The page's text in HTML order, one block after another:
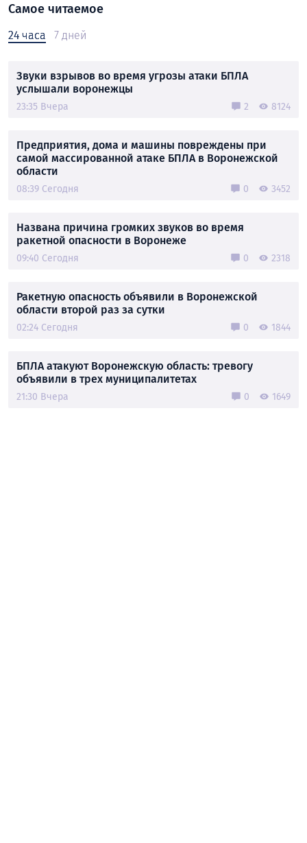
Самое читаемое
24 часа 7 дней
Звуки взрывов во время угрозы атаки БПЛА
услышали воронежцы
23:35 Вчера 2 8124
Предприятия, дома и машины повреждены при
самой массированной атаке БПЛА в Воронежской
области
08:39 Сегодня 0 3452
Названа причина громких звуков во время
ракетной опасности в Воронеже
09:40 Сегодня 0 2318
Ракетную опасность объявили в Воронежской
области второй раз за сутки
02:24 Сегодня 0 1844
БПЛА атакуют Воронежскую область: тревогу
объявили в трех муниципалитетах
21:30 Вчера 0 1649